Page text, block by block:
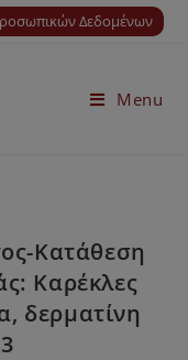
Δεδομένων
Menu
Κατάθεση
Καρέκλες
δερματίνη